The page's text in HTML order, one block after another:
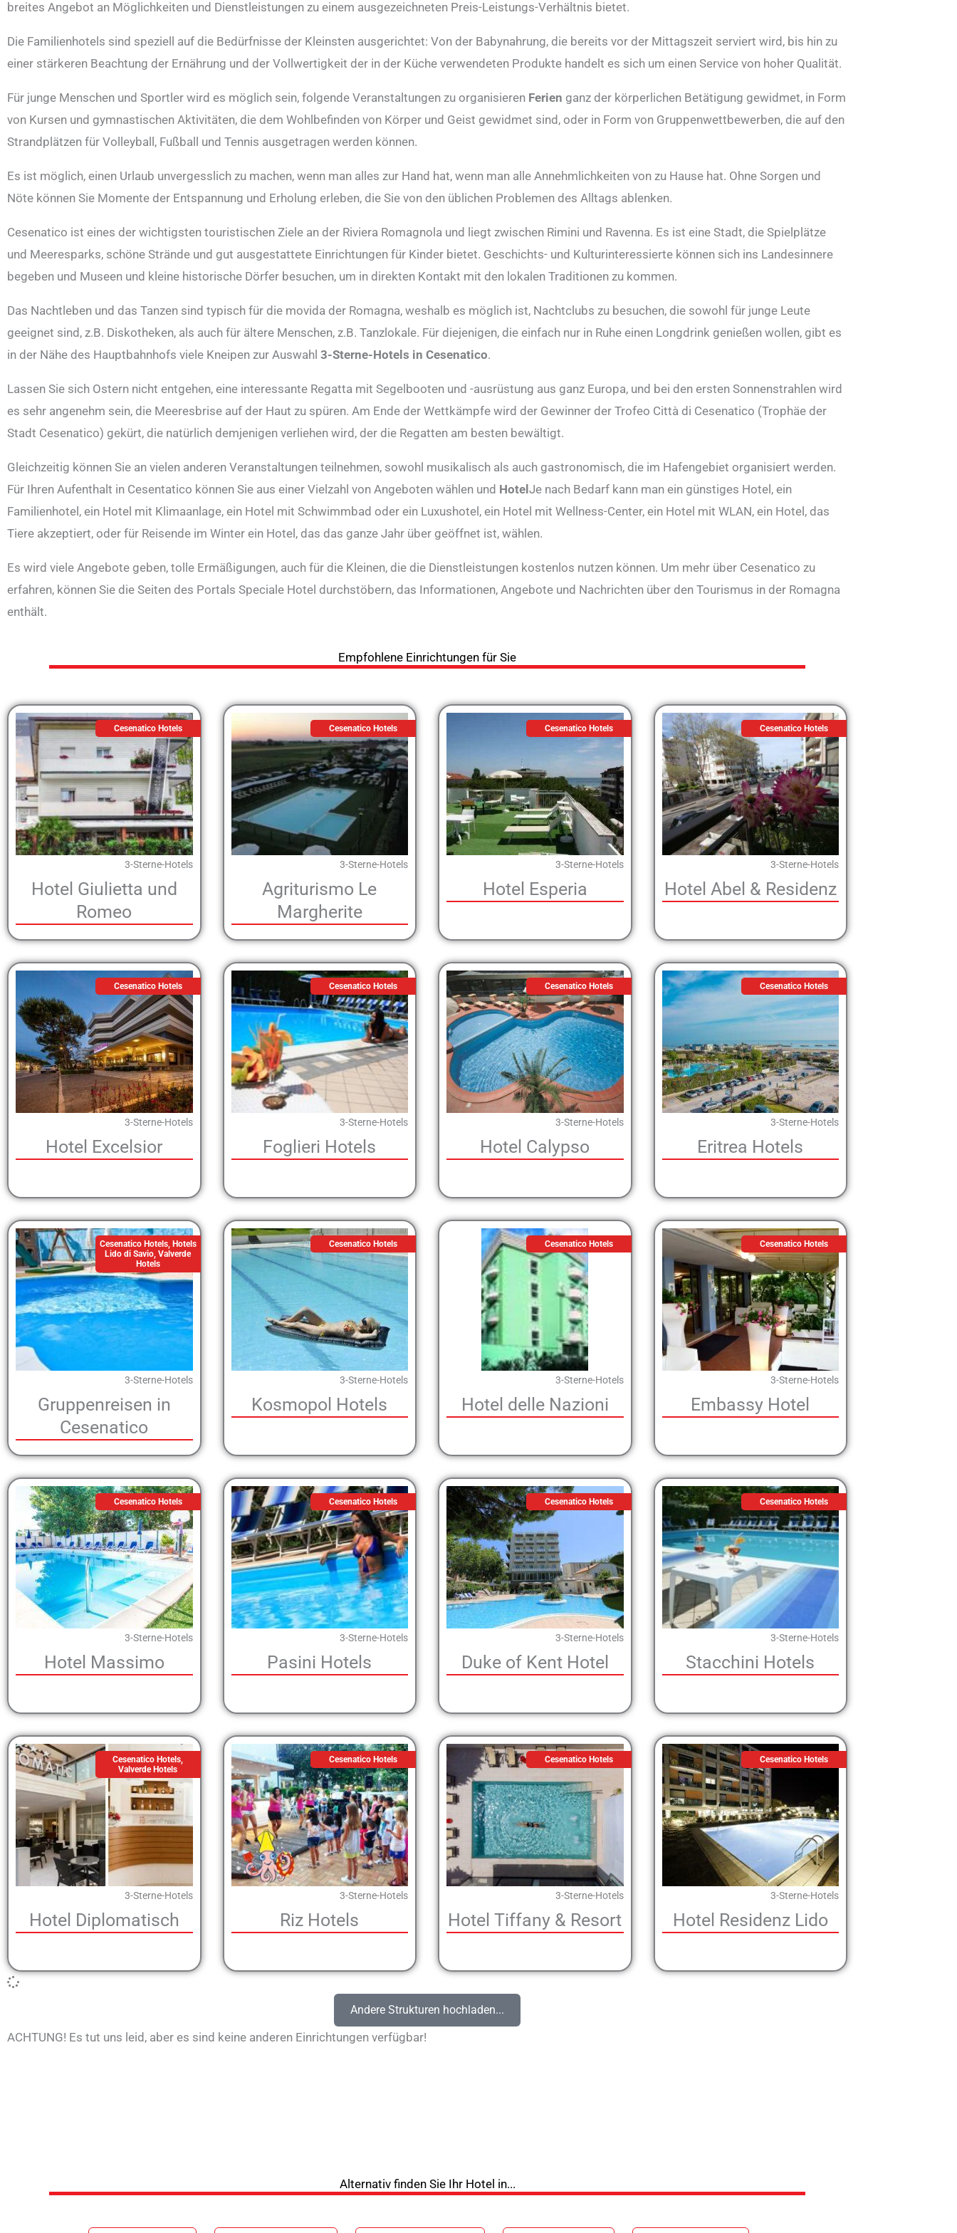
breites Angebot an Möglichkeiten und Dienstleistungen zu einem ausgezeichneten Preis-Leistungs-Verhältnis bietet.
Die Familienhotels sind speziell auf die Bedürfnisse der Kleinsten ausgerichtet: Von der Babynahrung, die bereits vor der Mittagszeit serviert wird, bis hin zu
einer stärkeren Beachtung der Ernährung und der Vollwertigkeit der in der Küche verwendeten Produkte handelt es sich um einen Service von hoher Qualität.
Für junge Menschen und Sportler wird es möglich sein, folgende Veranstaltungen zu organisieren Ferien ganz der körperlichen Betätigung gewidmet, in Form
von Kursen und gymnastischen Aktivitäten, die dem Wohlbefinden von Körper und Geist gewidmet sind, oder in Form von Gruppenwettbewerben, die auf den
Strandplätzen für Volleyball, Fußball und Tennis ausgetragen werden können.
Es ist möglich, einen Urlaub unvergesslich zu machen, wenn man alles zur Hand hat, wenn man alle Annehmlichkeiten von zu Hause hat. Ohne Sorgen und
Nöte können Sie Momente der Entspannung und Erholung erleben, die Sie von den üblichen Problemen des Alltags ablenken.
Cesenatico ist eines der wichtigsten touristischen Ziele an der Riviera Romagnola und liegt zwischen Rimini und Ravenna. Es ist eine Stadt, die Spielplätze
und Meeresparks, schöne Strände und gut ausgestattete Einrichtungen für Kinder bietet. Geschichts- und Kulturinteressierte können sich ins Landesinnere
begeben und Museen und kleine historische Dörfer besuchen, um in direkten Kontakt mit den lokalen Traditionen zu kommen.
Das Nachtleben und das Tanzen sind typisch für die movida der Romagna, weshalb es möglich ist, Nachtclubs zu besuchen, die sowohl für junge Leute
geeignet sind, z.B. Diskotheken, als auch für ältere Menschen, z.B. Tanzlokale. Für diejenigen, die einfach nur in Ruhe einen Longdrink genießen wollen, gibt es
in der Nähe des Hauptbahnhofs viele Kneipen zur Auswahl 3-Sterne-Hotels in Cesenatico.
Lassen Sie sich Ostern nicht entgehen, eine interessante Regatta mit Segelbooten und -ausrüstung aus ganz Europa, und bei den ersten Sonnenstrahlen wird
es sehr angenehm sein, die Meeresbrise auf der Haut zu spüren. Am Ende der Wettkämpfe wird der Gewinner der Trofeo Città di Cesenatico (Trophäe der
Stadt Cesenatico) gekürt, die natürlich demjenigen verliehen wird, der die Regatten am besten bewältigt.
Gleichzeitig können Sie an vielen anderen Veranstaltungen teilnehmen, sowohl musikalisch als auch gastronomisch, die im Hafengebiet organisiert werden.
Für Ihren Aufenthalt in Cesentatico können Sie aus einer Vielzahl von Angeboten wählen und Hotel Je nach Bedarf kann man ein günstiges Hotel, ein
Familienhotel, ein Hotel mit Klimaanlage, ein Hotel mit Schwimmbad oder ein Luxushotel, ein Hotel mit Wellness-Center, ein Hotel mit WLAN, ein Hotel, das
Tiere akzeptiert, oder für Reisende im Winter ein Hotel, das das ganze Jahr über geöffnet ist, wählen.
Es wird viele Angebote geben, tolle Ermäßigungen, auch für die Kleinen, die die Dienstleistungen kostenlos nutzen können. Um mehr über Cesenatico zu
erfahren, können Sie die Seiten des Portals Speciale Hotel durchstöbern, das Informationen, Angebote und Nachrichten über den Tourismus in der Romagna
enthält.
Empfohlene Einrichtungen für Sie
Cesenatico Hotels
3-Sterne-Hotels
Hotel Giulietta und
Romeo
Cesenatico Hotels
3-Sterne-Hotels
Agriturismo Le
Margherite
Cesenatico Hotels
3-Sterne-Hotels
Hotel Esperia
Cesenatico Hotels
3-Sterne-Hotels
Hotel Abel & Residenz
Cesenatico Hotels
3-Sterne-Hotels
Hotel Excelsior
Cesenatico Hotels
3-Sterne-Hotels
Foglieri Hotels
Cesenatico Hotels
3-Sterne-Hotels
Hotel Calypso
Cesenatico Hotels
3-Sterne-Hotels
Eritrea Hotels
Cesenatico Hotels, Hotels
Lido di Savio,Valverde
Hotels
3-Sterne-Hotels
Gruppenreisen in
Cesenatico
Cesenatico Hotels
3-Sterne-Hotels
Kosmopol Hotels
Cesenatico Hotels
3-Sterne-Hotels
Hotel delle Nazioni
Cesenatico Hotels
3-Sterne-Hotels
Embassy Hotel
Cesenatico Hotels
3-Sterne-Hotels
Hotel Massimo
Cesenatico Hotels
3-Sterne-Hotels
Pasini Hotels
Cesenatico Hotels
3-Sterne-Hotels
Duke of Kent Hotel
Cesenatico Hotels
3-Sterne-Hotels
Stacchini Hotels
Cesenatico Hotels,
Valverde Hotels
3-Sterne-Hotels
Hotel Diplomatisch
Cesenatico Hotels
3-Sterne-Hotels
Riz Hotels
Cesenatico Hotels
3-Sterne-Hotels
Hotel Tiffany & Resort
Cesenatico Hotels
3-Sterne-Hotels
Hotel Residenz Lido
Andere Strukturen hochladen...
ACHTUNG! Es tut uns leid, aber es sind keine anderen Einrichtungen verfügbar!
Alternativ finden Sie Ihr Hotel in...